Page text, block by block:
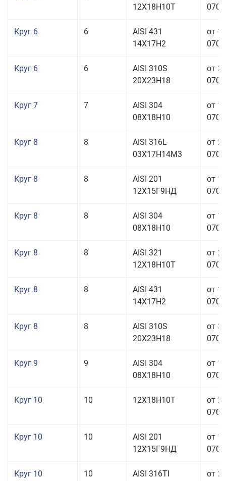
12Х18Н10Т
Круг 6 6
AISI 431
14Х17Н2
от
Круг 6 6
AISI 310S
20Х23Н18
от
Круг 7 7
AISI 304
08Х18Н10
от
Круг 8 8
AISI 316L
03Х17Н14М3
от
Круг 8 8
AISI 201
12Х15Г9НД
от
Круг 8 8
AISI 304
08Х18Н10
от
Круг 8 8
AISI 321
12Х18Н10Т
от
Круг 8 8
AISI 431
14Х17Н2
от
Круг 8 8
AISI 310S
20Х23Н18
от
Круг 9 9
AISI 304
08Х18Н10
от
Круг 10 10 12Х18Н10Т
от
Круг 10 10
AISI 201
12Х15Г9НД
от
Круг 10 10 AISI 316TI от